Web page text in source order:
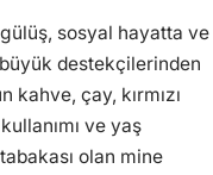
sosyal hayatta ve
destekçilerinden
çay, kırmızı
ve yaş
olan mine